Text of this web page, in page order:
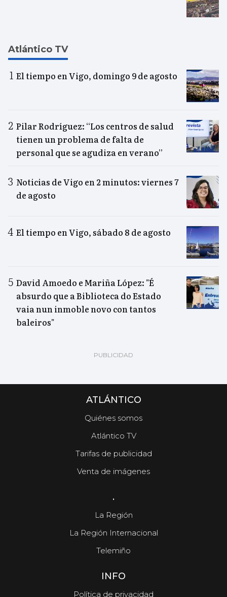
Atlántico TV
El tiempo en Vigo, domingo 9 de agosto
Pilar Rodríguez: “Los centros de salud
tienen un problema de falta de
personal que se agudiza en verano”
Noticias de Vigo en 2 minutos: viernes 7
de agosto
El tiempo en Vigo, sábado 8 de agosto
David Amoedo e Mariña López: "É
absurdo que a Biblioteca do Estado
vaia nun inmoble novo con tantos
baleiros"
ATLÁNTICO
Quiénes somos
Atlántico TV
Tarifas de publicidad
Venta de imágenes
.
La Región
La Región Internacional
Telemiño
INFO
Política de privacidad